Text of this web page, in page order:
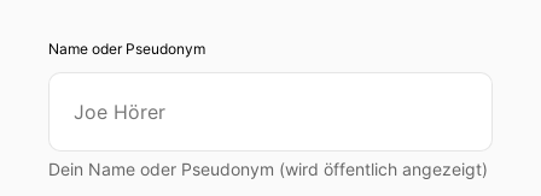
Name oder Pseudonym
Dein Name oder Pseudonym (wird öffentlich angezeigt)